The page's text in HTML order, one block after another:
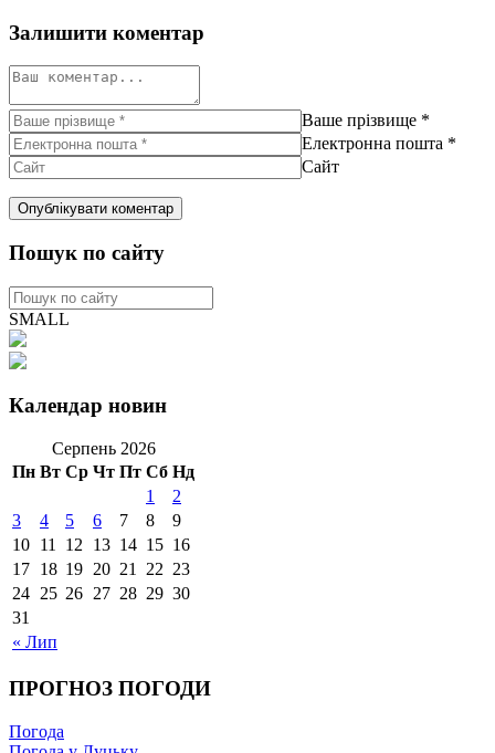
Залишити коментар
Ваше прізвище *
Електронна пошта *
Сайт
Пошук по сайту
SMALL
Календар новин
Серпень 2026
Пн Вт Ср Чт Пт Сб Нд
« Лип
1
2
3
4 5 6 7 8
9
10 11 12 13 14 15 16
17 18 19 20 21 22 23
24 25 26 27 28 29 30
31
ПРОГНОЗ ПОГОДИ
Погода